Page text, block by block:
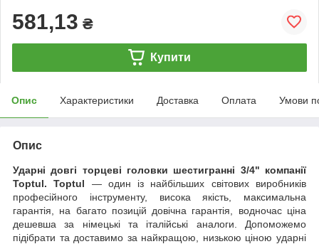
581,13 ₴
Купити
Опис Характеристики Доставка Оплата Умови
Опис
Ударні довгі торцеві головки шестигранні 3/4" компанії
Toptul.
Toptul — один із найбільших світових виробників
професійного інструменту, висока якість, максимальна
гарантія, на багато позицій довічна гарантія, водночас ціна
дешевша за німецькі та італійські аналоги. Допоможемо
підібрати та доставимо за найкращою, низькою ціною ударні